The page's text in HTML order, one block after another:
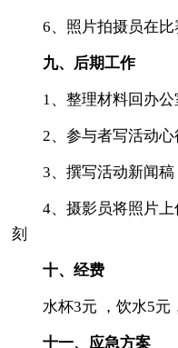
6、照片拍摄员在比
九、后期工作
1、整理材料回办公
2、参与者写活动心
3、撰写活动新闻稿
4、摄影员将照片上
刻
十、经费
水杯3元 ，饮水5元
十一、应急方案